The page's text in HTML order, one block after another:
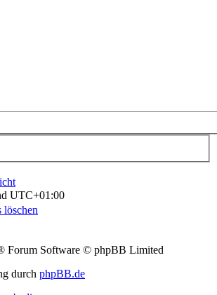
UTC+01:00
löschen
Forum Software © phpBB Limited
durch phpBB.de